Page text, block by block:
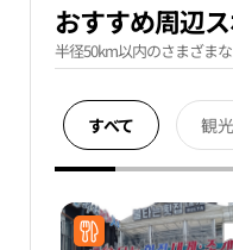
おすすめ周辺
半径50km以内のさまざま
すべて 観